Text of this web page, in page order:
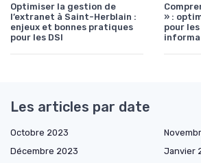
Optimiser la gestion de
l’extranet à Saint-Herblain :
enjeux et bonnes pratiques
pour les DSI
» :
pour
Les articles par date
Octobre 2023
Décembre 2023
Janvier